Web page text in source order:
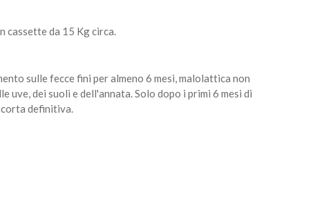
cassette da 15 Kg circa.
sulle fecce fini per almeno 6 mesi, malolattica non
dei suoli e dell'annata. Solo dopo i primi 6 mesi di
definitiva.